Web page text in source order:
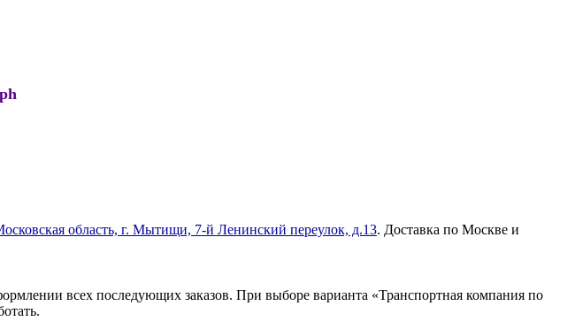
область, г. Мытищи, 7-й Ленинский переулок, д.13. Доставка по Москве и
всех последующих заказов. При выборе варианта «Транспортная компания по